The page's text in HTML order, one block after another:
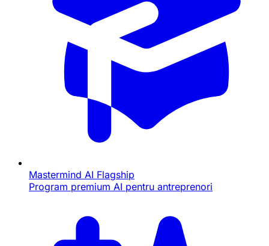
Mastermind AI Flagship
Program premium AI pentru antreprenori